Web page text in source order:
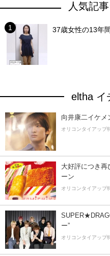
人気記
37歳女性の13年
eltha イ
向井康二イケメ
オリコンタイアップ
大好評につき再
ーン
オリコンタイアップ
ー”
オリコンタイアップ